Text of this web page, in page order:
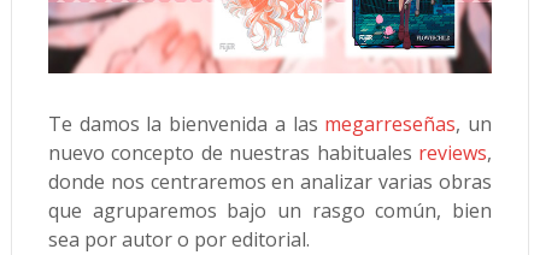
Te damos la bienvenida a las megarreseñas, un
nuevo concepto de nuestras habituales reviews,
donde nos centraremos en analizar varias obras
que agruparemos bajo un rasgo común, bien
sea por autor o por editorial.